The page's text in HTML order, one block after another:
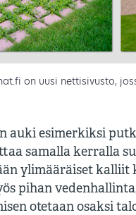
on uusi nettisivusto,
auki esimerkiksi
samalla kerralla
ylimääräiset
pihan
otetaan osaksi